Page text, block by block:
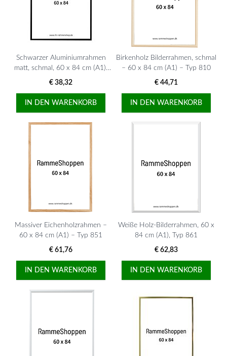
Schwarzer Aluminiumrahmen
matt, schmal, 60 x 84 cm (A1),
Typ 672
€ 38,32
IN DEN WARENKORB
Birkenholz Bilderrahmen, schmal
– 60 x 84 cm (A1) – Typ 810
€ 44,71
IN DEN WARENKORB
Massiver Eichenholzrahmen –
60 x 84 cm (A1) – Typ 851
€ 61,76
IN DEN WARENKORB
Weiße Holz-Bilderrahmen, 60 x
84 cm (A1), Typ 861
€ 62,83
IN DEN WARENKORB